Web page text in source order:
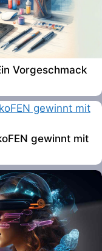
Vorgeschmack
gewinnt mit